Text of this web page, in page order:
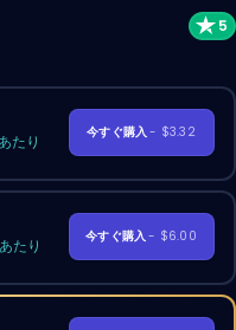
たり
今すぐ購入- $3.32
たり
今すぐ購入- $6.00